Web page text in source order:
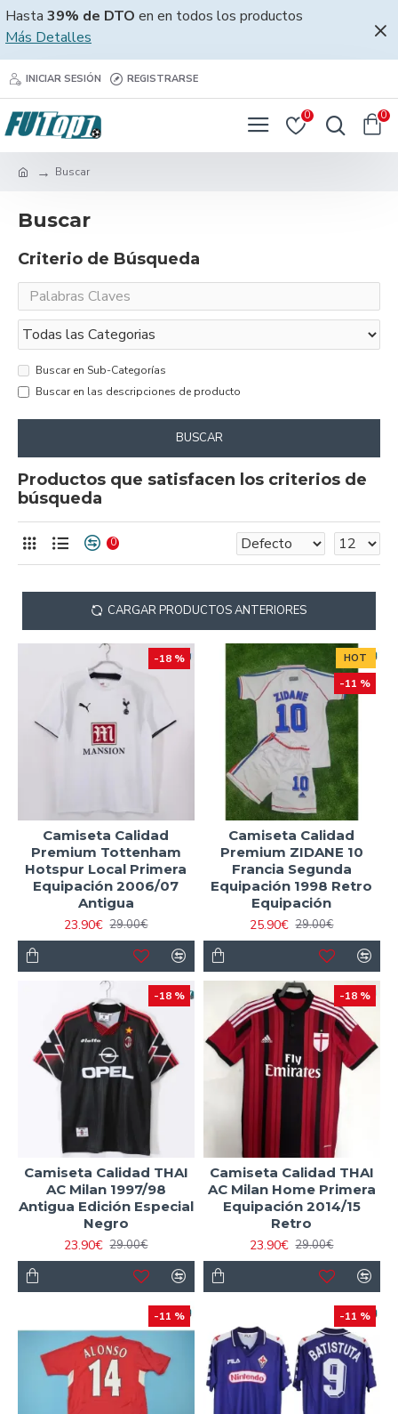
Hasta 39% de DTO en en todos los productos
Más Detalles
INICIAR SESIÓN REGISTRARSE
0 0
Buscar
Buscar
Criterio de Búsqueda
Buscar en Sub-Categorías
Buscar en las descripciones de producto
BUSCAR
Productos que satisfacen los criterios de
búsqueda
0
CARGAR PRODUCTOS ANTERIORES
-18 %
Camiseta Calidad
Premium Tottenham
Hotspur Local Primera
Equipación 2006/07
Antigua
23.90€ 29.00€
HOT
-11 %
Camiseta Calidad
Premium ZIDANE 10
Francia Segunda
Equipación 1998 Retro
Equipación
25.90€ 29.00€
-18 %
Camiseta Calidad THAI
AC Milan 1997/98
Antigua Edición Especial
Negro
23.90€ 29.00€
-18 %
Camiseta Calidad THAI
AC Milan Home Primera
Equipación 2014/15
Retro
23.90€ 29.00€
-11 % -11 %